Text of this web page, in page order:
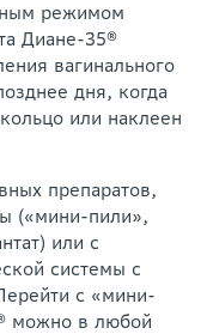
режимом
Диане-35®
вагинального
дня, когда
или наклеен
препаратов,
(«мини-пили»,
или с
системы с
с «мини-
можно в любой